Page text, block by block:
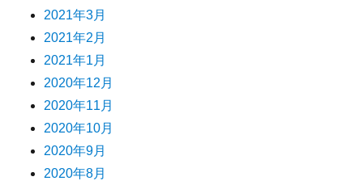
2021年3月
2021年2月
2021年1月
2020年12月
2020年11月
2020年10月
2020年9月
2020年8月